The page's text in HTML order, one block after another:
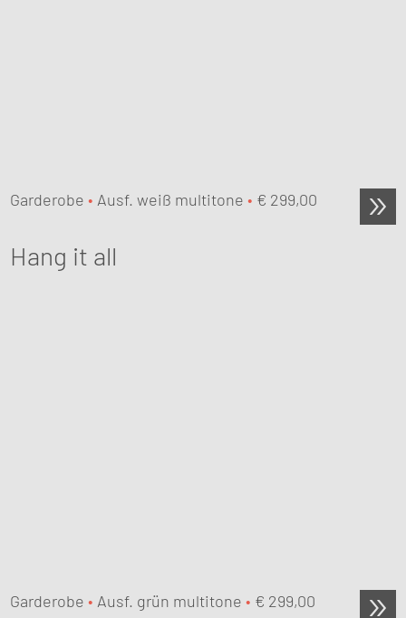
Garderobe • Ausf. weiß multitone • € 299,00
Hang it all
Garderobe • Ausf. grün multitone • € 299,00